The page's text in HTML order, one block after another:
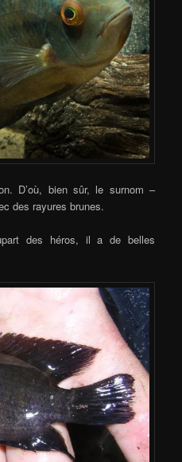
D’où, bien sûr, le surnom –
des rayures brunes.
des héros, il a de belles